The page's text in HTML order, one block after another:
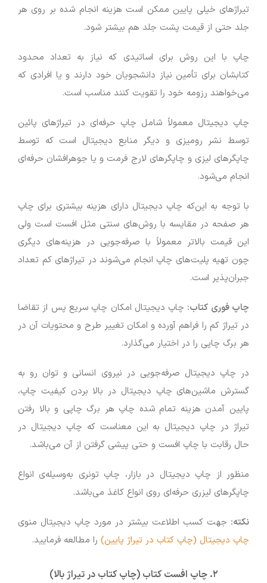
تیراژهای خیلی پایین ممکن است هزینه انجام شده بر روی هر
جلد حتی از قیمت پشت جلد هم بیشتر شود.
چاپ با این روش برای اساتیدی که نیاز به تعداد محدود
کتابشان برای تأمین نیاز دانشجویان خود دارند و یا افرادی که
می‌خواهند رزومه خود را تقویت کنند مناسب است.
چاپ دیجیتال معمولاً شامل چاپ حرفه‌ای در تیراژهای پائین
توسط نشر رومیزی و دیگر منابع دیجیتال است که توسط
چاپگرهای لیزی و چاپگرهای لارج فرمت و یا جوهرافشان حرفه‌ای
انجام می‌شود.
با توجه به این‌که چاپ دیجیتال دارای هزینه بیشتری برای چاپ
هر صفحه در مقایسه با روش‌های سنتی مثل افست است ولی
این قیمت بالاتر معمولاً با صرفه‌جویی در هزینه‌های دیگری
چون تهیه پلیت‌های چاپ انجام می‌شوند در تیراژهای کم تعداد
جبران‌پذیر است.
چاپ فوری کتاب: چاپ دیجیتال امکان چاپ سریع پس از تقاضا
در تیراژ کم را فراهم آورده و امکان تغییر طرح و محتویات آن در
هر برگ چاپی را در اختیار می‌گذارد.
در چاپ دیجیتال صرفه‌جویی در نیروی انسانی و توان رو به
گسترش ماشین‌های چاپ دیجیتال در بالا بردن کیفیت چاپ،
پایین آمدن هزینه تمام شده چاپ هر برگ چاپی و بالا رفتن
تیراژ در چاپ دیجیتال به این معناست که چاپ دیجیتال در
حال رقابت با چاپ افست و حتی پیشی گرفتن از آن می‌باشد.
منظور از چاپ دیجیتال در بازار، چاپ تونری به‌وسیله‌ی انواع
چاپگرهای لیزری حرفه‌ای روی انواع کاغذ می‌باشد.
نکته: جهت کسب اطلاعت بیشتر در مورد چاپ دیجیتال منوی
چاپ دیجیتال (چاپ کتاب در تیراژ پایین) را مطالعه فرمایید.
۲.چاپ افست کتاب (چاپ کتاب در تیراژ بالا)